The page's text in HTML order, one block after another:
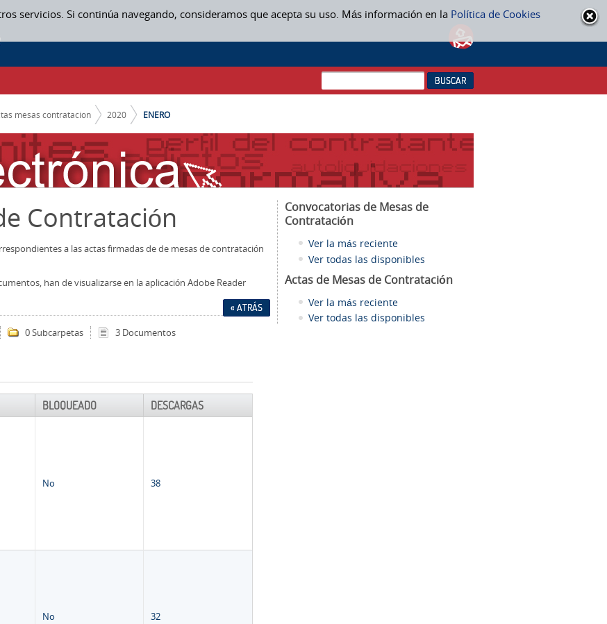
servicios. Si continúa navegando, consideramos que acepta su uso. Más información en la Política de Cookies
mesas contratacion 2020 ENERO
Contratación
a las actas firmadas de de mesas de contratación
han de visualizarse en la aplicación Adobe Reader
« ATRÁS
0 Subcarpetas 3 Documentos
BLOQUEADO DESCARGAS
No 38
No 32
Convocatorias de Mesas de
Contratación
Ver la más reciente
Ver todas las disponibles
Actas de Mesas de Contratación
Ver la más reciente
Ver todas las disponibles